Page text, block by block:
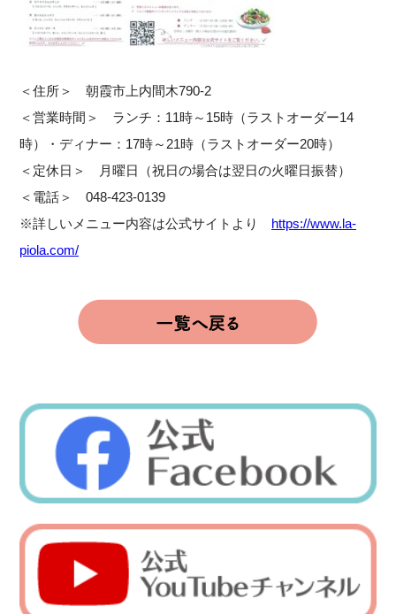
＜住所＞ 朝霞市上内間木790-2
＜営業時間＞ ランチ：11時～15時（ラストオーダー14
時）・ディナー：17時～21時（ラストオーダー20時）
＜定休日＞ 月曜日（祝日の場合は翌日の火曜日振替）
＜電話＞ 048-423-0139
※詳しいメニュー内容は公式サイトより https://www.la-
piola.com/